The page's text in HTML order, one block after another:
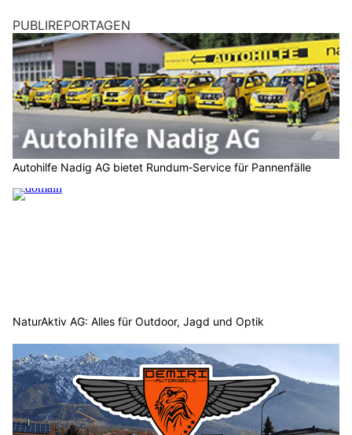
PUBLIREPORTAGEN
Autohilfe Nadig AG bietet Rundum‑Service für Pannenfälle
NaturAktiv AG: Alles für Outdoor, Jagd und Optik